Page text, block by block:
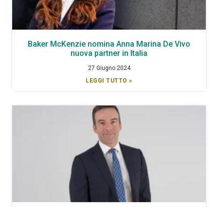
Baker McKenzie nomina Anna Marina De Vivo
nuova partner in Italia
27 Giugno 2024
LEGGI TUTTO »